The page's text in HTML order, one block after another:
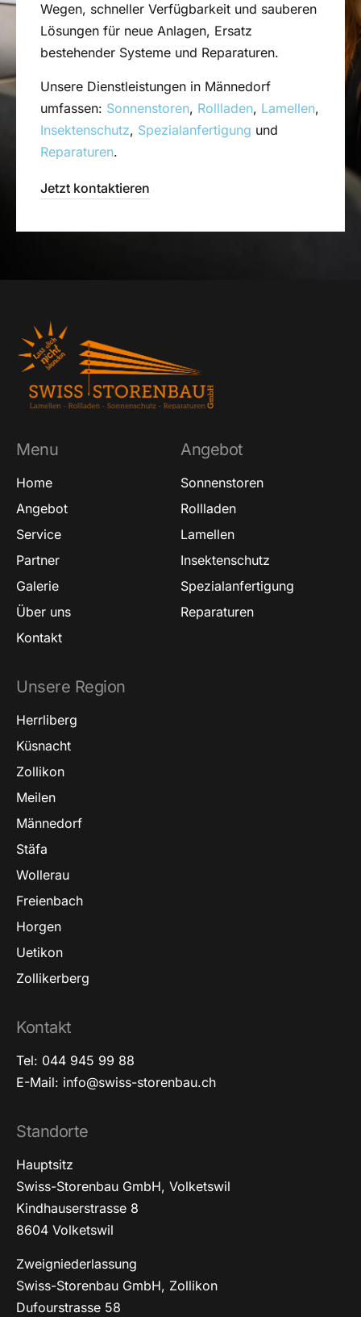
Wegen, schneller Verfügbarkeit und sauberen
Lösungen für neue Anlagen, Ersatz
bestehender Systeme und Reparaturen.
Unsere Dienstleistungen in Männedorf
umfassen: Sonnenstoren, Rollladen, Lamellen,
Insektenschutz, Spezialanfertigung und
Reparaturen.
Jetzt kontaktieren
Menu
Home
Angebot
Service
Partner
Galerie
Über uns
Kontakt
Angebot
Sonnenstoren
Rollladen
Lamellen
Insektenschutz
Spezialanfertigung
Reparaturen
Unsere Region
Herrliberg
Küsnacht
Zollikon
Meilen
Männedorf
Stäfa
Wollerau
Freienbach
Horgen
Uetikon
Zollikerberg
Kontakt
Tel: 044 945 99 88
E-Mail: info@swiss-storenbau.ch
Standorte
Hauptsitz
Swiss-Storenbau GmbH, Volketswil
Kindhauserstrasse 8
8604 Volketswil
Zweigniederlassung
Swiss-Storenbau GmbH, Zollikon
Dufourstrasse 58